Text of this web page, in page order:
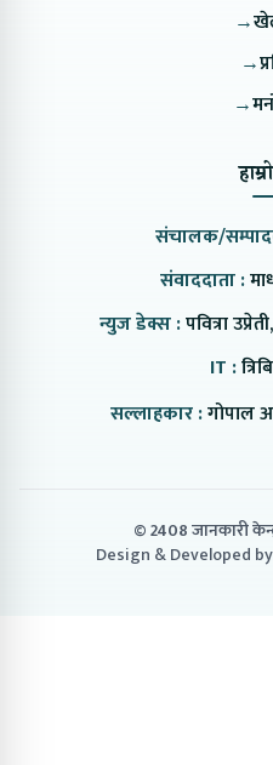
→
→
→
संचालक/
संवाददाता :
न्युज डेक्स :पवित्रा
IT :
सल्लाहकार :गोपाल
© 2408 जानकारी
Design & Developed by